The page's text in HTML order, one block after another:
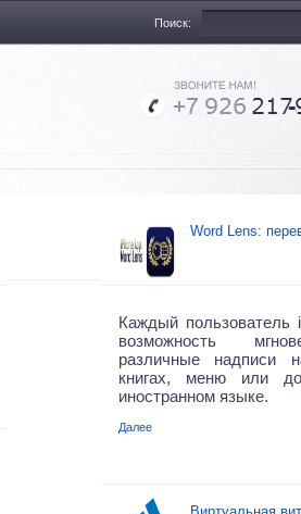
Поиск:
Word Lens:
Каждый пользователь
возможность
различные надписи
книгах, меню или
иностранном языке.
Далее